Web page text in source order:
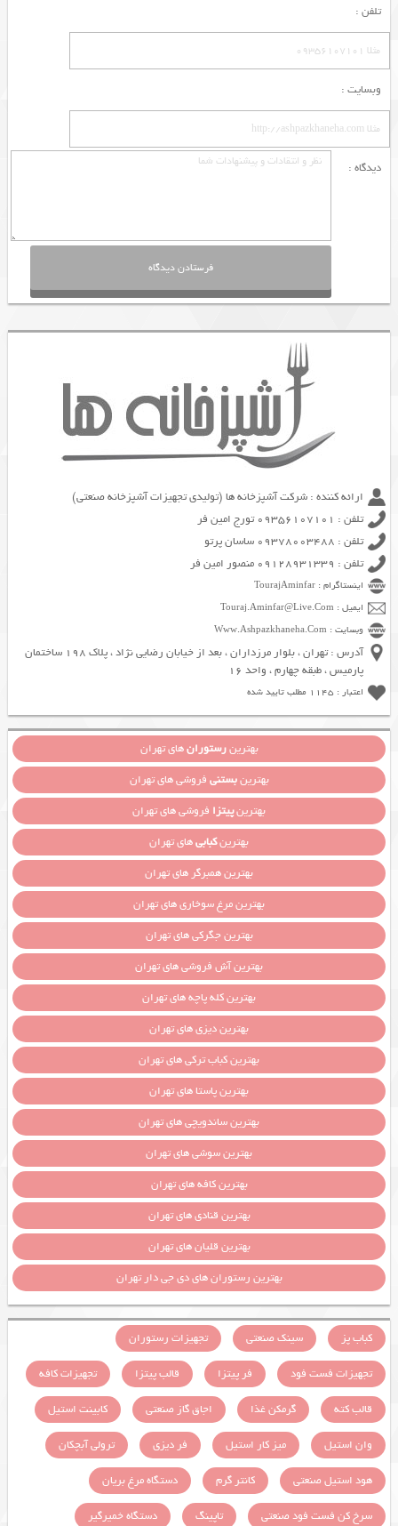
تلفن :
وبسایت :
دیدگاه :
ارائه کننده : شرکت آشپزخانه ها (تولیدی تجهیزات آشپزخانه صنعتی)
تلفن : 09356107101 تورج امین فر
تلفن : 09378003488 ساسان پرتو
تلفن : 09128931339 منصور امین فر
اینستاگرام : TourajAminfar
ایمیل : Touraj.Aminfar@Live.Com
وبسایت : Www.Ashpazkhaneha.Com
آدرس : تهران ، بلوار مرزداران ، بعد از خیابان رضایی نژاد ، پلاک 198 ساختمان
پارمیس ، طبقه چهارم ، واحد 16
اعتبار : 1145 مطلب تایید شده
بهترینرستورانهای تهران
بهترینبستنی فروشی های تهران
بهترینپیتزا فروشی های تهران
بهترینکبابیهای تهران
بهترین همبرگر های تهران
بهترین مرغ سوخاری های تهران
بهترین جگرکی های تهران
بهترین آش فروشی های تهران
بهترین کله پاچه های تهران
بهترین دیزی های تهران
بهترین کباب ترکی های تهران
بهترین پاستا های تهران
بهترین ساندویچی های تهران
بهترین سوشی های تهران
بهترین کافه های تهران
بهترین قنادی های تهران
بهترین قلیان های تهران
بهترین رستوران های دی جی دار تهران
کباب پز سینک صنعتی
تجهیزات رستوران
تجهیزات فست فود
فر پیتزا قالب پیتزا
تجهیزات کافه
قالب کته
گرمکن غذا اجاق گاز صنعتی
کابینت استیل
وان استیل
میز کار استیل فر دیزی
ترولی آبچکان
هود استیل صنعتی
کانتر گرم
دستگاه مرغ بریان
سرخ کن فست فود صنعتی
تاپینگ
دستگاه خمیرگیر